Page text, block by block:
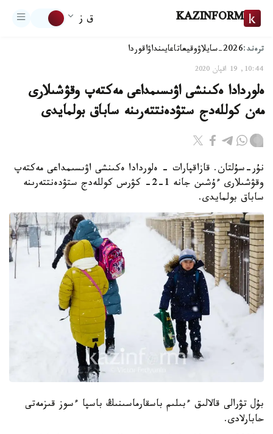
KAZINFORM ق ز
ترەند:2026-سايلاۋ وقيعاتاعايىنداۋاقوردا
10:44, 19 اقپان 2020
ەلوردادا ەكىنشى اۋىسىمداعى مەكتەپ وقۋشىلارى
مەن كوللەدج ستۋدەنتتەرىنە ساباق بولمايدى
نۇر-سۇلتان. قازاقپارات - ەلوردادا ەكىنشى اۋىسىمداعى مەكتەپ
وقۋشىلارى ءۇشىن جانە 1-2- كۋرس كوللەدج ستۋدەنتتەرىنە
ساباق بولمايدى.
بۇل تۋرالى قالالىق ءبىلىم باسقارماسىنىڭ باسپا ءسوز قىزمەتى
حابارلادى.